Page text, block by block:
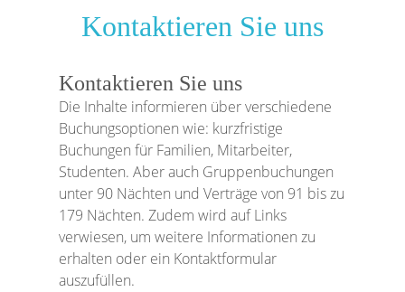
Kontaktieren Sie uns
Kontaktieren Sie uns
Die Inhalte informieren über verschiedene
Buchungsoptionen wie: kurzfristige
Buchungen für Familien, Mitarbeiter,
Studenten. Aber auch Gruppenbuchungen
unter 90 Nächten und Verträge von 91 bis zu
179 Nächten. Zudem wird auf Links
verwiesen, um weitere Informationen zu
erhalten oder ein Kontaktformular
auszufüllen.